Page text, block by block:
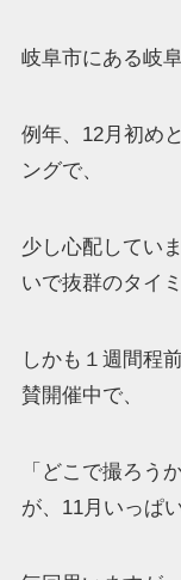
岐阜市にある岐
例年、12月初め
ングで、
少し心配してい
いで抜群のタイ
しかも１週間程
賛開催中で、
「どこで撮ろう
が、11月いっぱ